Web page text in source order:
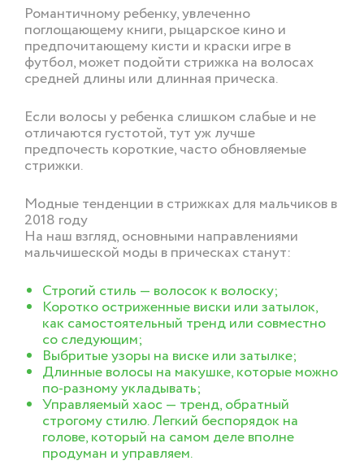
Романтичному ребенку, увлеченно
поглощающему книги, рыцарское кино и
предпочитающему кисти и краски игре в
футбол, может подойти стрижка на волосах
средней длины или длинная прическа.
Если волосы у ребенка слишком слабые и не
отличаются густотой, тут уж лучше
предпочесть короткие, часто обновляемые
стрижки.
Модные тенденции в стрижках для мальчиков в
2018 году
На наш взгляд, основными направлениями
мальчишеской моды в прическах станут:
Строгий стиль — волосок к волоску;
Коротко остриженные виски или затылок,
как самостоятельный тренд или совместно
со следующим;
Выбритые узоры на виске или затылке;
Длинные волосы на макушке, которые можно
по-разному укладывать;
Управляемый хаос — тренд, обратный
строгому стилю. Легкий беспорядок на
голове, который на самом деле вполне
продуман и управляем.